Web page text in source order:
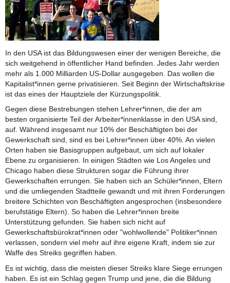
In den USA ist das Bildungswesen einer der wenigen Bereiche, die
sich weitgehend in öffentlicher Hand befinden. Jedes Jahr werden
mehr als 1.000 Milliarden US-Dollar ausgegeben. Das wollen die
Kapitalist*innen gerne privatisieren. Seit Beginn der Wirtschaftskrise
ist das eines der Hauptziele der Kürzungspolitik.
Gegen diese Bestrebungen stehen Lehrer*innen, die der am
besten organisierte Teil der Arbeiter*innenklasse in den USA sind,
auf. Während insgesamt nur 10% der Beschäftigten bei der
Gewerkschaft sind, sind es bei Lehrer*innen über 40%. An vielen
Orten haben sie Basisgruppen aufgebaut, um sich auf lokaler
Ebene zu organisieren. In einigen Städten wie Los Angeles und
Chicago haben diese Strukturen sogar die Führung ihrer
Gewerkschaften errungen. Sie haben sich an Schüler*innen, Eltern
und die umliegenden Stadtteile gewandt und mit ihren Forderungen
breitere Schichten von Beschäftigten angesprochen (insbesondere
berufstätige Eltern). So haben die Lehrer*innen breite
Unterstützung gefunden. Sie haben sich nicht auf
Gewerkschaftsbürokrat*innen oder "wohlwollende" Politiker*innen
verlassen, sondern viel mehr auf ihre eigene Kraft, indem sie zur
Waffe des Streiks gegriffen haben.
Es ist wichtig, dass die meisten dieser Streiks klare Siege errungen
haben. Es ist ein Schlag gegen Trump und jene, die die Bildung